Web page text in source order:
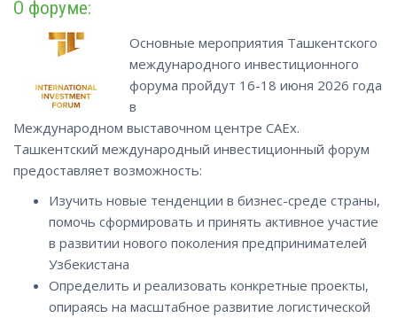
О форуме:
Основные мероприятия Ташкентского
международного инвестиционного
форума пройдут 16-18 июня 2026 года
в
Международном выставочном центре CAEx.
Ташкентский международный инвестиционный форум
предоставляет возможность:
Изучить новые тенденции в бизнес-среде страны,
помочь сформировать и принять активное участие
в развитии нового поколения предпринимателей
Узбекистана
Определить и реализовать конкретные проекты,
опираясь на масштабное развитие логистической